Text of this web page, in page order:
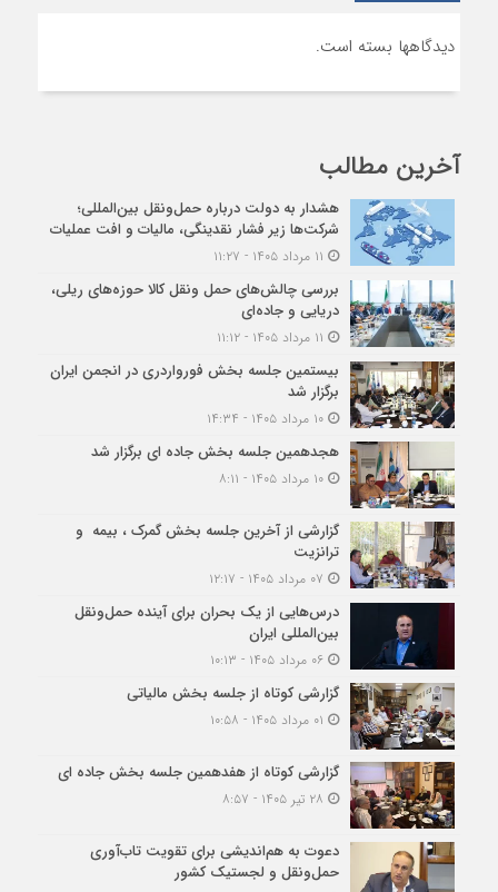
دیدگاهها بسته است.
آخرین مطالب
هشدار به دولت درباره حمل‌ونقل بین‌المللی؛
شرکت‌ها زیر فشار نقدینگی، مالیات و افت عملیات
بررسی چالش‌های حمل ونقل کالا حوزه‌های ریلی،
دریایی و جاده‌ای
بیستمین جلسه بخش فورواردری در انجمن ایران
برگزار شد
۱۰ مرداد ۱۴۰۵ - ۱۴:۳۴
هجدهمین جلسه بخش جاده ای برگزار شد
۱۰ مرداد ۱۴۰۵ - ۸:۱۱
گزارشی از آخرین جلسه بخش گمرک ، بیمه و
ترانزیت
درس‌هایی از یک بحران برای آینده حمل‌ونقل
بین‌المللی ایران
گزارشی کوتاه از جلسه بخش مالیاتی
گزارشی کوتاه از هفدهمین جلسه بخش جاده ای
دعوت به هم‌اندیشی برای تقویت تاب‌آوری
حمل‌ونقل و لجستیک کشور